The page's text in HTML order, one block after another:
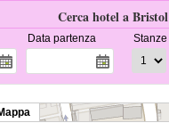
Cerca hotel a Bristol
Data partenza Stanze